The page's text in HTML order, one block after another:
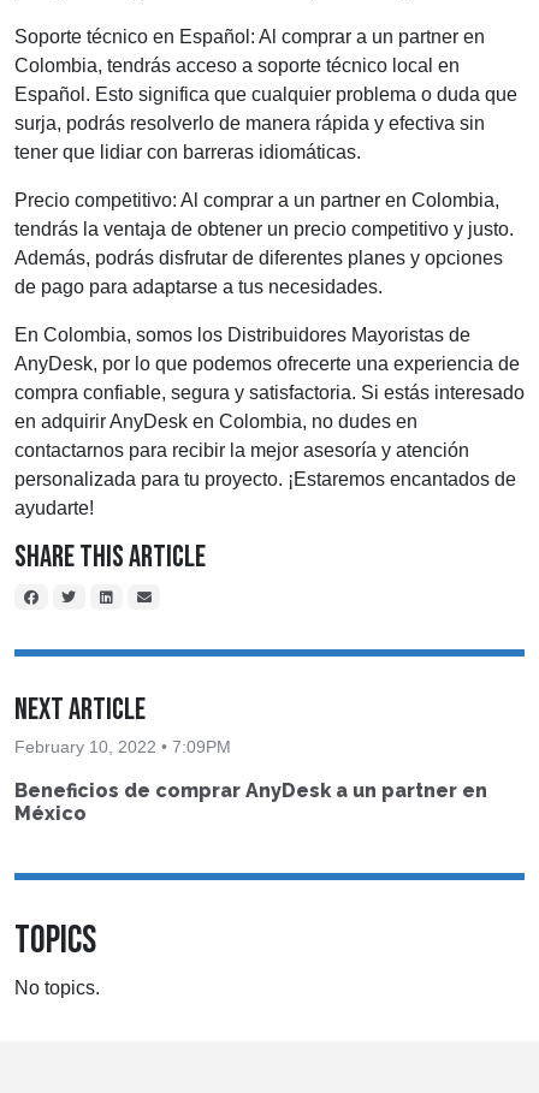
Soporte técnico en Español: Al comprar a un partner en
Colombia, tendrás acceso a soporte técnico local en
Español. Esto significa que cualquier problema o duda que
surja, podrás resolverlo de manera rápida y efectiva sin
tener que lidiar con barreras idiomáticas.
Precio competitivo: Al comprar a un partner en Colombia,
tendrás la ventaja de obtener un precio competitivo y justo.
Además, podrás disfrutar de diferentes planes y opciones
de pago para adaptarse a tus necesidades.
En Colombia, somos los Distribuidores Mayoristas de
AnyDesk, por lo que podemos ofrecerte una experiencia de
compra confiable, segura y satisfactoria. Si estás interesado
en adquirir AnyDesk en Colombia, no dudes en
contactarnos para recibir la mejor asesoría y atención
personalizada para tu proyecto. ¡Estaremos encantados de
ayudarte!
Share This Article
Next Article
February 10, 2022 • 7:09PM
Beneficios de comprar AnyDesk a un partner en
México
TOPICS
No topics.